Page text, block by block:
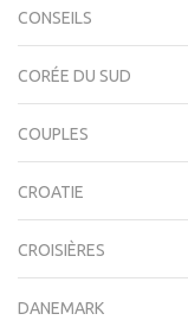
CONSEILS
CORÉE DU SUD
COUPLES
CROATIE
CROISIÈRES
DANEMARK